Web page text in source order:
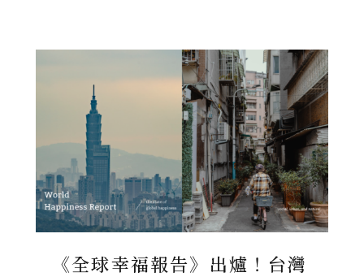
《全球幸福報告》出爐！台灣